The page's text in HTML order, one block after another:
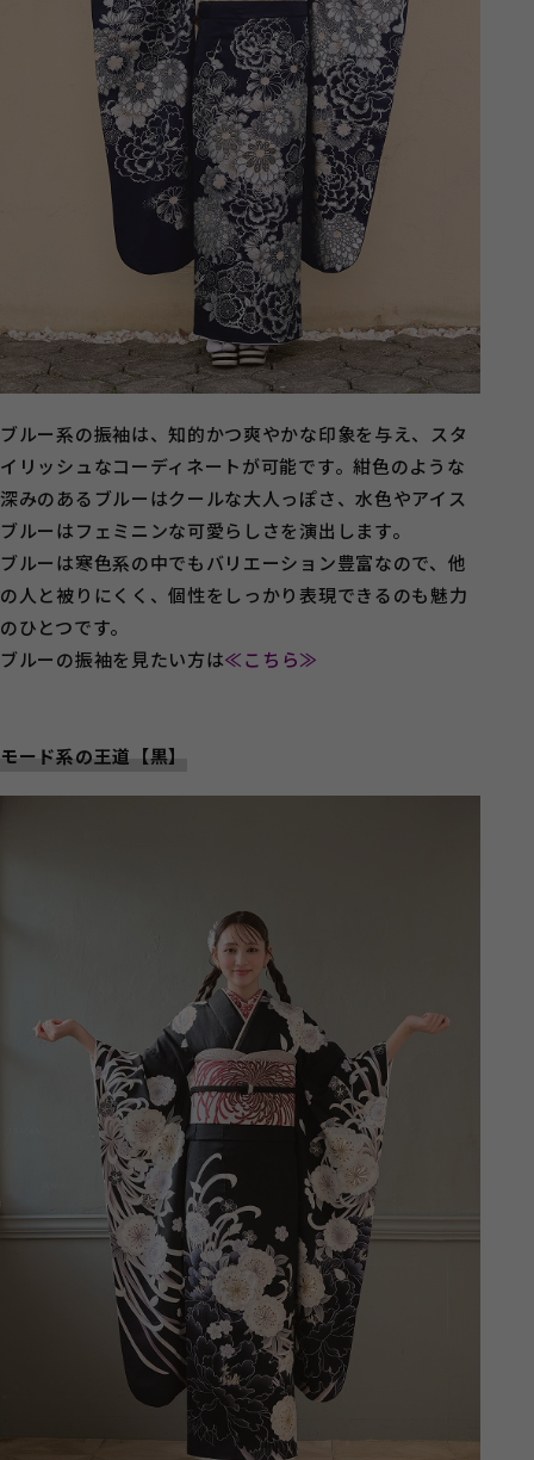
ブルー系の振袖は、知的かつ爽やかな印象を与え、スタ
イリッシュなコーディネートが可能です。紺色のような
深みのあるブルーはクールな大人っぽさ、水色やアイス
ブルーはフェミニンな可愛らしさを演出します。
ブルーは寒色系の中でもバリエーション豊富なので、他
の人と被りにくく、個性をしっかり表現できるのも魅力
のひとつです。
ブルーの振袖を見たい方は≪こちら≫
モード系の王道【黒】